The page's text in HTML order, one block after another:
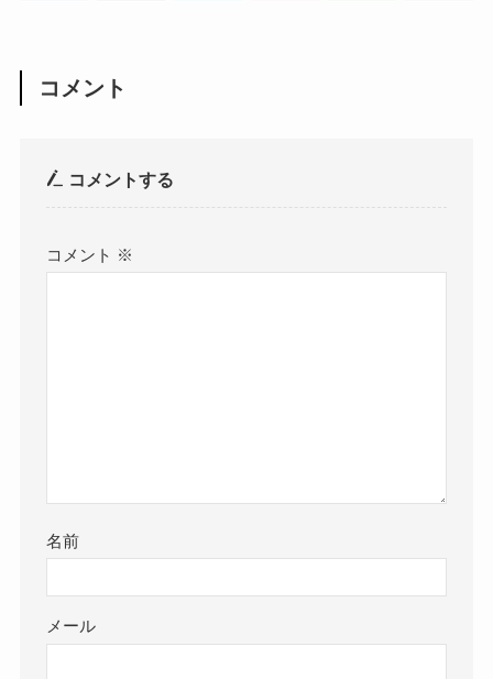
コメント
コメントする
コメント ※
名前
メール